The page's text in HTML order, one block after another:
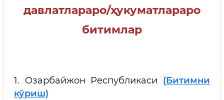
давлатлараро/ҳукуматлараро
битимлар
1. Озарбайжон Республикаси (Битимни
кўриш)